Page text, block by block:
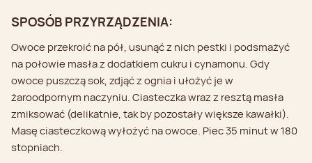
SPOSÓB PRZYRZĄDZENIA:
Owoce przekroić na pół, usunąć z nich pestki i podsmażyć
na połowie masła z dodatkiem cukru i cynamonu. Gdy
owoce puszczą sok, zdjąć z ognia i ułożyć je w
żaroodpornym naczyniu. Ciasteczka wraz z resztą masła
zmiksować (delikatnie, tak by pozostały większe kawałki).
Masę ciasteczkową wyłożyć na owoce. Piec 35 minut w 180
stopniach.